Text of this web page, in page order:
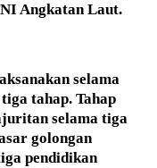
Angkatan Laut.
selama
tahap. Tahap
selama tiga
golongan
pendidikan